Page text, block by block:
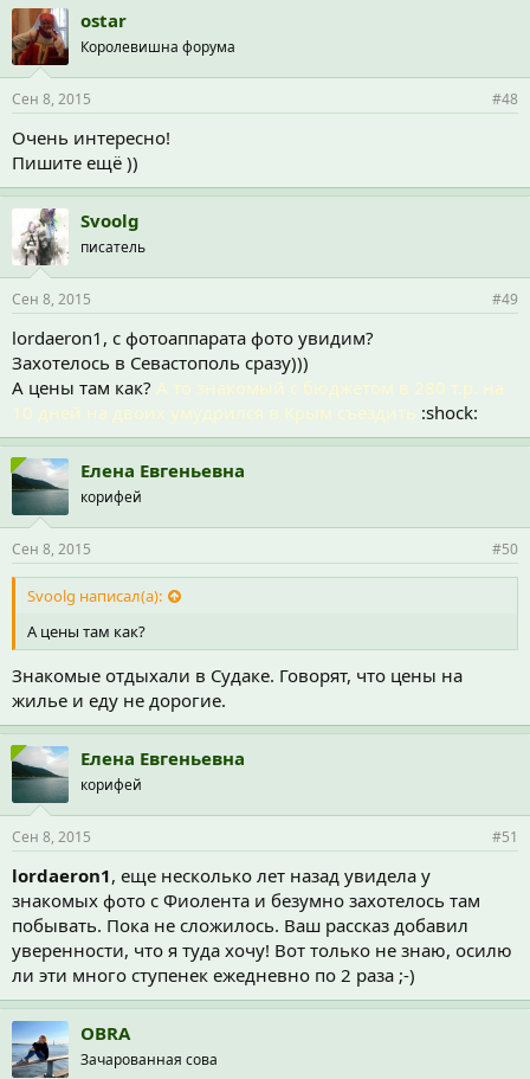
ostar
Королевишна форума
Сен 8, 2015 #48
Очень интересно!
Пишите ещё ))
Svoolg
писатель
Сен 8, 2015 #49
lordaeron1, с фотоаппарата фото увидим?
Захотелось в Севастополь сразу)))
А цены там как? А то знакомый с бюджетом в 280 т.р. на
10 дней на двоих умудрился в Крым съездить :shock:
Елена Евгеньевна
корифей
Сен 8, 2015 #50
Svoolg написал(а):
А цены там как?
Знакомые отдыхали в Судаке. Говорят, что цены на
жилье и еду не дорогие.
Елена Евгеньевна
корифей
Сен 8, 2015 #51
lordaeron1, еще несколько лет назад увидела у
знакомых фото с Фиолента и безумно захотелось там
побывать. Пока не сложилось. Ваш рассказ добавил
уверенности, что я туда хочу! Вот только не знаю, осилю
ли эти много ступенек ежедневно по 2 раза ;-)
OBRA
Зачарованная сова